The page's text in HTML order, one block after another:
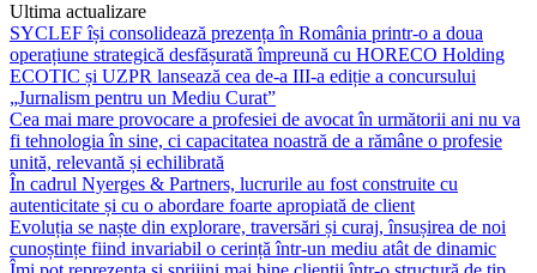
Ultima actualizare
SYCLEF își consolidează prezența în România printr-o a doua
operațiune strategică desfășurată împreună cu HORECO Holding
ECOTIC și UZPR lansează cea de-a III-a ediție a concursului
„Jurnalism pentru un Mediu Curat”
Cea mai mare provocare a profesiei de avocat în următorii ani nu va
fi tehnologia în sine, ci capacitatea noastră de a rămâne o profesie
unită, relevantă și echilibrată
În cadrul Nyerges & Partners, lucrurile au fost construite cu
autenticitate și cu o abordare foarte apropiată de client
Evoluția se naște din explorare, traversări și curaj, însușirea de noi
cunoștințe fiind invariabil o cerință într-un mediu atât de dinamic